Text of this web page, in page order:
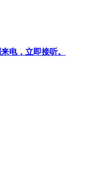
电，立即接听。